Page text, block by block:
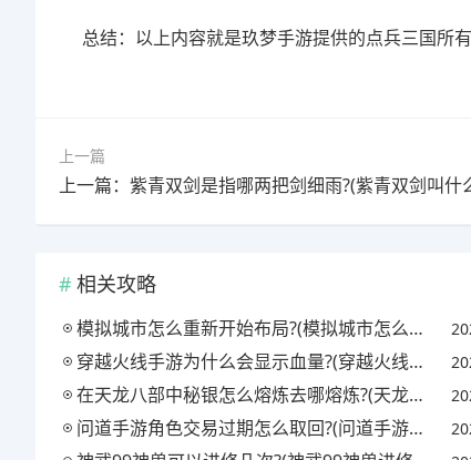
总结：以上内容就是玖梦手游提供的点兵三国所
上一篇
上一篇：紫青双剑是指哪两把剑细雨?(紫青双剑叫什
相关攻略
模拟城市怎么重新开始布局?(模拟城市怎么样重新布局)
穿越火线手游为什么会显示血量?(穿越火线手机版显示的血量怎么开)
在天龙八部中秘银怎么熔炼去哪熔炼?(天龙八部秘银溶剂怎么获得)
问道手游角色交易过期怎么取回?(问道手游角色过期哪里取回)